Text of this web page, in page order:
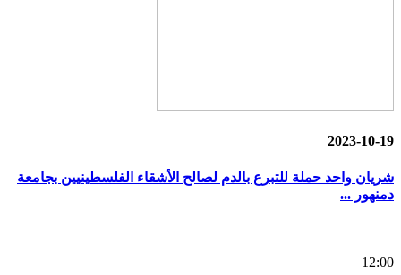
2023-10-19
شريان واحد حملة للتبرع بالدم لصالح الأشقاء الفلسطينيين بجامعة
دمنهور ...
12:00